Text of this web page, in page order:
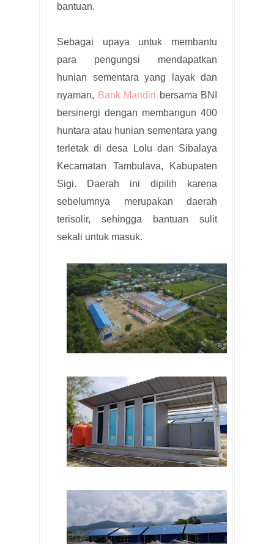
bantuan.
Sebagai upaya untuk membantu
para pengungsi mendapatkan
hunian sementara yang layak dan
nyaman, Bank Mandiri bersama BNI
bersinergi dengan membangun 400
huntara atau hunian sementara yang
terletak di desa Lolu dan Sibalaya
Kecamatan Tambulava, Kabupaten
Sigi. Daerah ini dipilih karena
sebelumnya merupakan daerah
terisolir, sehingga bantuan sulit
sekali untuk masuk.